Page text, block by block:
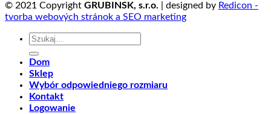
© 2021 Copyright GRUBINSK, s.r.o. | designed by Redicon -
tvorba webových stránok a SEO marketing
Szukaj:
Dom
Sklep
Wybór odpowiedniego rozmiaru
Kontakt
Logowanie